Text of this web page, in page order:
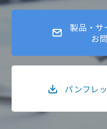
製品・サ
お
パンフレ